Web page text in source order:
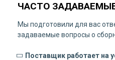
ЧАСТО
Мы подготовили для вас
задаваемые вопросы о
Поставщик работает на